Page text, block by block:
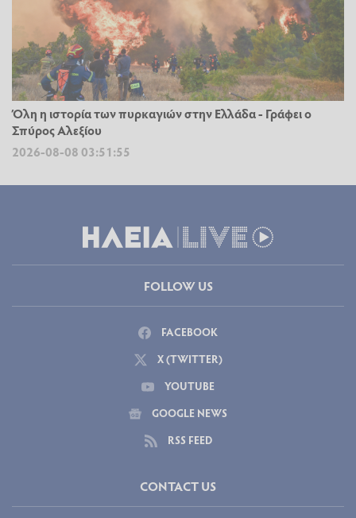
Όλη η ιστορία των πυρκαγιών στην Ελλάδα - Γράφει ο
Σπύρος Αλεξίου
2026-08-08 03:51:55
FOLLOW US
FACEBOOK
X (TWITTER)
YOUTUBE
GOOGLE NEWS
RSS FEED
CONTACT US